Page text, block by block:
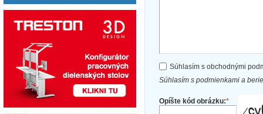
Súhlasím s obchodnými
Súhlasím s podmienkami a
Opíšte kód obrázku:*